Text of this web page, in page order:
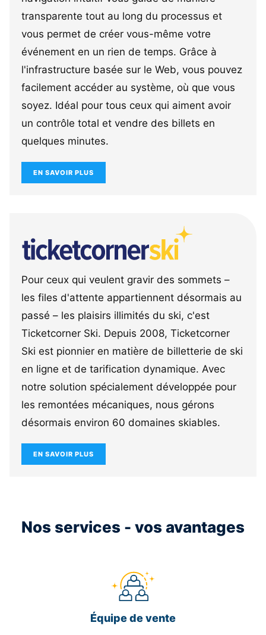
transparente tout au long du processus et
vous permet de créer vous-même votre
événement en un rien de temps. Grâce à
l'infrastructure basée sur le Web, vous pouvez
facilement accéder au système, où que vous
soyez. Idéal pour tous ceux qui aiment avoir
un contrôle total et vendre des billets en
quelques minutes.
EN SAVOIR PLUS
Pour ceux qui veulent gravir des sommets –
les files d'attente appartiennent désormais au
passé – les plaisirs illimités du ski, c'est
Ticketcorner Ski. Depuis 2008, Ticketcorner
Ski est pionnier en matière de billetterie de ski
en ligne et de tarification dynamique. Avec
notre solution spécialement développée pour
les remontées mécaniques, nous gérons
désormais environ 60 domaines skiables.
EN SAVOIR PLUS
Nos services - vos avantages
Équipe de vente